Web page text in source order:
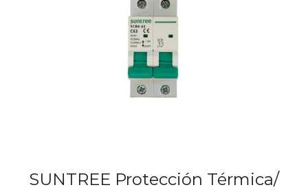
SUNTREE Protección Térmica/